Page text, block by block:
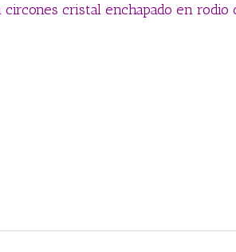
cristal enchapado en rodio